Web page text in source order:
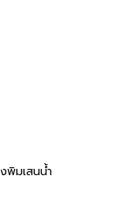
พิมเสนน้ำ